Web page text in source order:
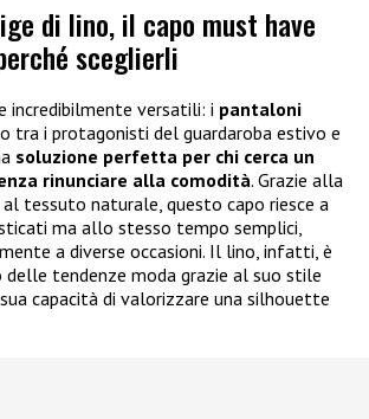
di lino, il capo must have
sceglierli
incredibilmente versatili: i pantaloni
tra i protagonisti del guardaroba estivo e
soluzione perfetta per chi cerca un
rinunciare alla comodità. Grazie alla
tessuto naturale, questo capo riesce a
ma allo stesso tempo semplici,
a diverse occasioni. Il lino, infatti, è
tendenze moda grazie al suo stile
capacità di valorizzare una silhouette